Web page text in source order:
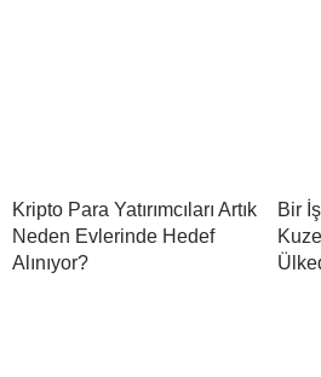
Kripto Para Yatırımcıları Artık
Neden Evlerinde Hedef
Alınıyor?
Bir